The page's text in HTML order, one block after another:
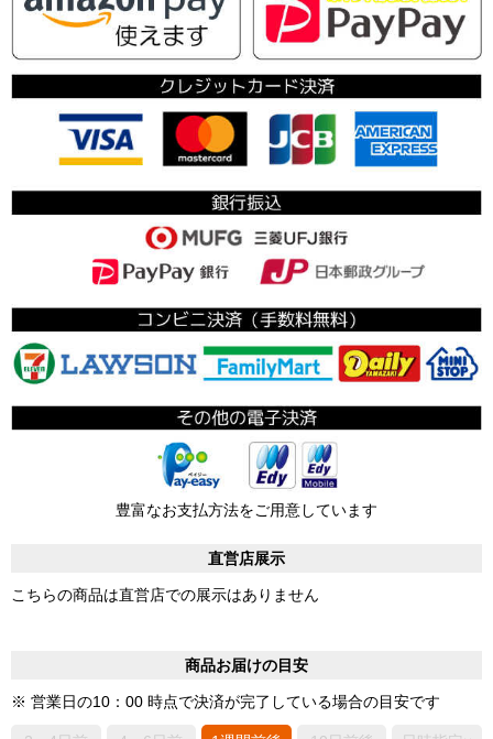
豊富なお支払方法をご用意しています
直営店展示
こちらの商品は直営店での展示はありません
商品お届けの目安
※ 営業日の10：00 時点で決済が完了している場合の目安です